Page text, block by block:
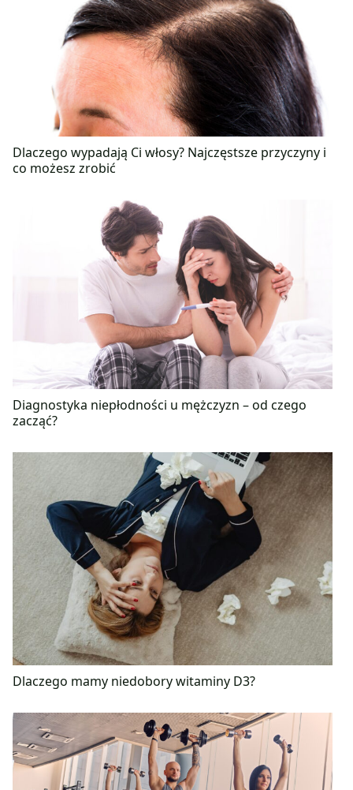
Dlaczego wypadają Ci włosy? Najczęstsze przyczyny i
co możesz zrobić
Diagnostyka niepłodności u mężczyzn – od czego
zacząć?
Dlaczego mamy niedobory witaminy D3?